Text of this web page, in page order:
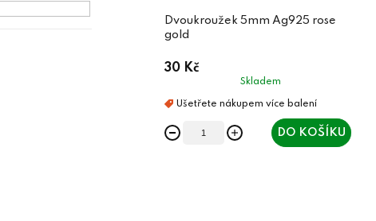
Dvoukroužek 5mm Ag925 rose
gold
30 Kč
Skladem
DO KOŠÍKU